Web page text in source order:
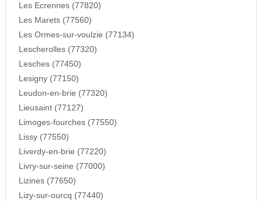
Les Ecrennes (77820)
Les Marets (77560)
Les Ormes-sur-voulzie (77134)
Lescherolles (77320)
Lesches (77450)
Lesigny (77150)
Leudon-en-brie (77320)
Lieusaint (77127)
Limoges-fourches (77550)
Lissy (77550)
Liverdy-en-brie (77220)
Livry-sur-seine (77000)
Lizines (77650)
Lizy-sur-ourcq (77440)